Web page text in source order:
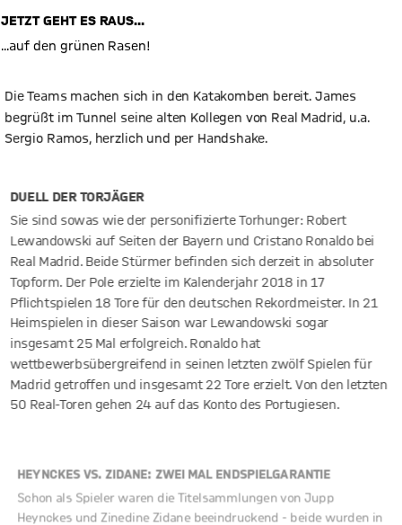
JETZT GEHT ES RAUS...
...auf den grünen Rasen!
Die Teams machen sich in den Katakomben bereit. James
begrüßt im Tunnel seine alten Kollegen von Real Madrid, u.a.
Sergio Ramos, herzlich und per Handshake.
Lewandowski auf Seiten der Bayern und Cristano Ronaldo bei
Real Madrid. Beide Stürmer befinden sich derzeit in absoluter
Pflichtspielen 18 Tore für den deutschen Rekordmeister. In 21
Heimspielen in dieser Saison war Lewandowski sogar
insgesamt 25 Mal erfolgreich. Ronaldo hat
wettbewerbsübergreifend in seinen letzten zwölf Spielen für
Madrid getroffen und insgesamt 22 Tore erzielt. Von den letzten
50 Real-Toren gehen 24 auf das Konto des Portugiesen.
Schon als Spieler waren die Titelsammlungen von Jupp
Heynckes und Zinedine Zidane beeindruckend - beide wurden in
ihrer aktiven Karriere Welt- und Europameister, feierten